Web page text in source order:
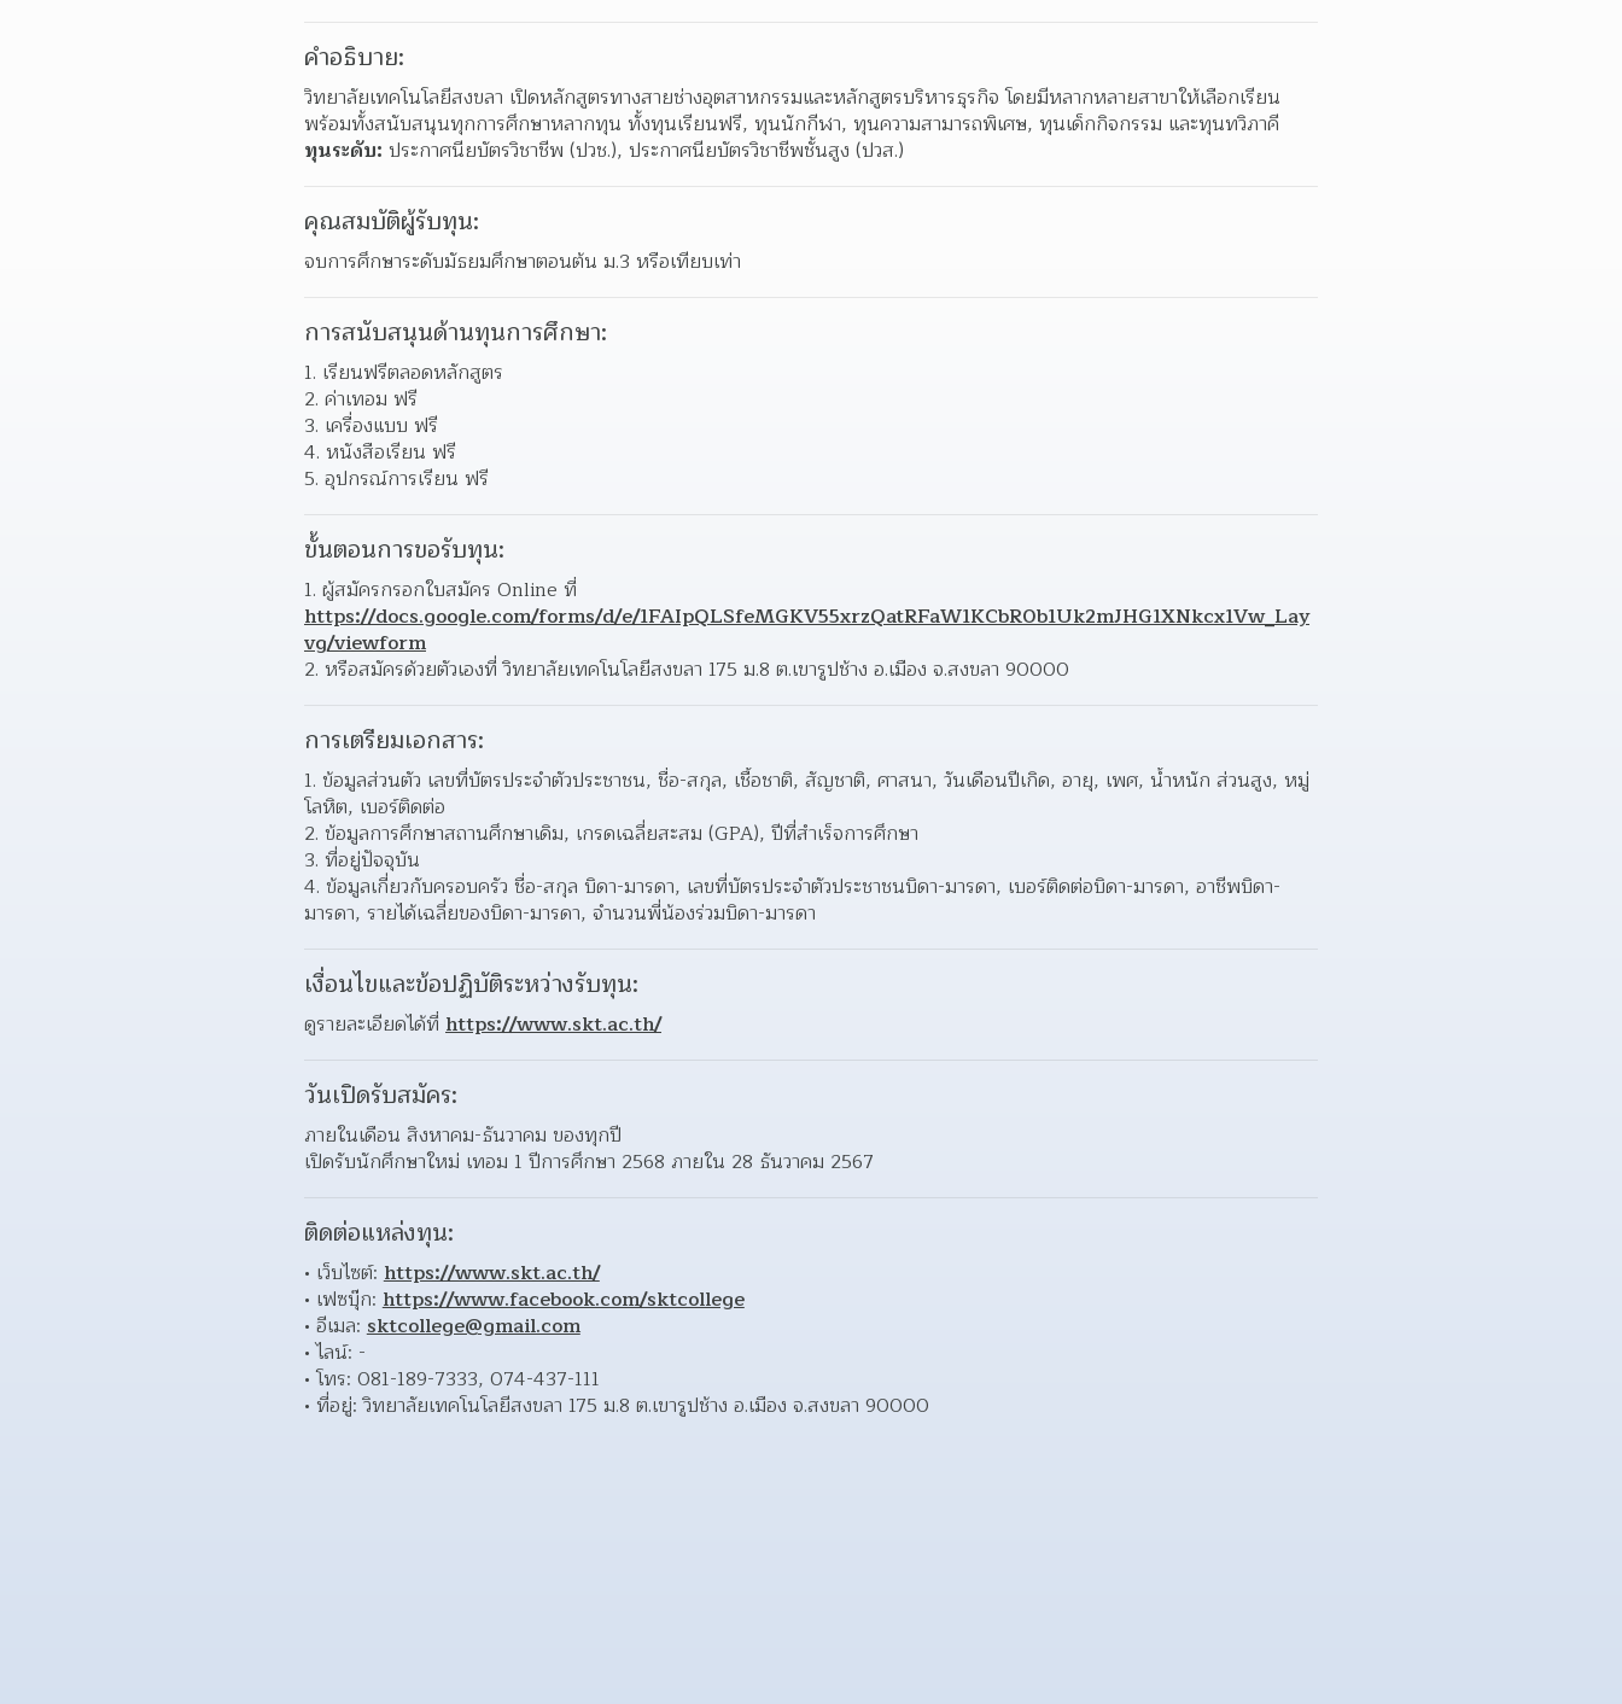
คำอธิบาย:
วิทยาลัยเทคโนโลยีสงขลา เปิดหลักสูตรทางสายช่างอุตสาหกรรมและหลักสูตรบริหารธุรกิจ โดยมีหลากหลายสาขาให้เลือกเรียน
พร้อมทั้งสนับสนุนทุกการศึกษาหลากทุน ทั้งทุนเรียนฟรี, ทุนนักกีฬา, ทุนความสามารถพิเศษ, ทุนเด็กกิจกรรม และทุนทวิภาคี
ทุนระดับ: ประกาศนียบัตรวิชาชีพ (ปวช.), ประกาศนียบัตรวิชาชีพชั้นสูง (ปวส.)
คุณสมบัติผู้รับทุน:
จบการศึกษาระดับมัธยมศึกษาตอนต้น ม.3 หรือเทียบเท่า
การสนับสนุนด้านทุนการศึกษา:
1. เรียนฟรีตลอดหลักสูตร
2. ค่าเทอม ฟรี
3. เครื่องแบบ ฟรี
4. หนังสือเรียน ฟรี
5. อุปกรณ์การเรียน ฟรี
ขั้นตอนการขอรับทุน:
https://docs.google.com/forms/d/e/1FAIpQLSfeMGKV55xrzQatRFaW1KCbR0b1Uk2mJHG1XNkcx1Vw_Lay
vg/viewform
2. หรือสมัครด้วยตัวเองที่ วิทยาลัยเทคโนโลยีสงขลา 175 ม.8 ต.เขารูปช้าง อ.เมือง จ.สงขลา 90000
การเตรียมเอกสาร:
1. ข้อมูลส่วนตัว เลขที่บัตรประจำตัวประชาชน, ชื่อ-สกุล, เชื้อชาติ, สัญชาติ, ศาสนา, วันเดือนปีเกิด, อายุ, เพศ, น้ำหนัก ส่วนสูง, หมู่
โลหิต, เบอร์ติดต่อ
2. ข้อมูลการศึกษาสถานศึกษาเดิม, เกรดเฉลี่ยสะสม (GPA), ปีที่สำเร็จการศึกษา
3. ที่อยู่ปัจจุบัน
4. ข้อมูลเกี่ยวกับครอบครัว ชื่อ-สกุล บิดา-มารดา, เลขที่บัตรประจำตัวประชาชนบิดา-มารดา, เบอร์ติดต่อบิดา-มารดา, อาชีพบิดา-
มารดา, รายได้เฉลี่ยของบิดา-มารดา, จำนวนพี่น้องร่วมบิดา-มารดา
เงื่อนไขและข้อปฏิบัติระหว่างรับทุน:
ดูรายละเอียดได้ที่ https://www.skt.ac.th/
วันเปิดรับสมัคร:
ภายในเดือน สิงหาคม-ธันวาคม ของทุกปี
เปิดรับนักศึกษาใหม่ เทอม 1 ปีการศึกษา 2568 ภายใน 28 ธันวาคม 2567
ติดต่อแหล่งทุน:
เว็บไซต์: https://www.skt.ac.th/
เฟซบุ๊ก: https://www.facebook.com/sktcollege
อีเมล: sktcollege@gmail.com
ไลน์: -
โทร: 081-189-7333, 074-437-111
ที่อยู่: วิทยาลัยเทคโนโลยีสงขลา 175 ม.8 ต.เขารูปช้าง อ.เมือง จ.สงขลา 90000